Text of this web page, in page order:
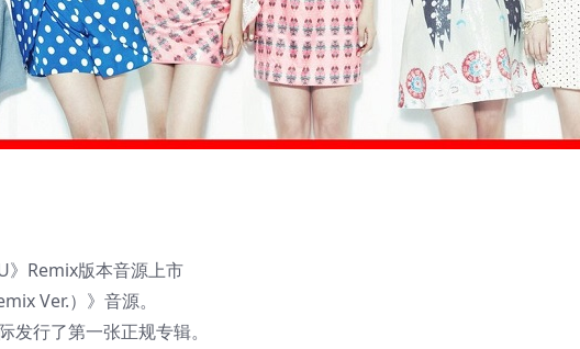
》Remix版本音源上市
Ver.）》音源。
行了第一张正规专辑。